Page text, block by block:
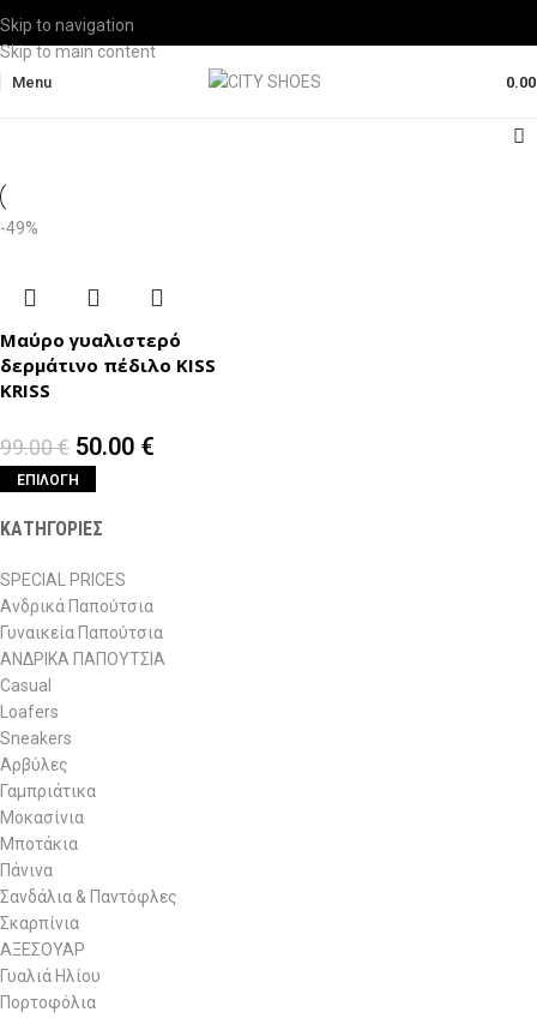
Skip to navigation
Skip to main content
Menu
ΚΑΤΗΓΟΡΙΕΣ
SPECIAL PRICES
Ανδρικά Παπούτσια
Γυναικεία Παπούτσια
ΑΝΔΡΙΚΑ ΠΑΠΟΥΤΣΙΑ
Casual
Loafers
Sneakers
Αρβύλες
Γαμπριάτικα
Μοκασίνια
Μποτάκια
Πάνινα
Σανδάλια & Παντόφλες
Σκαρπίνια
ΑΞΕΣΟΥΑΡ
Γυαλιά Ηλίου
Πορτοφόλια
-49%
Μαύρο γυαλιστερό
δερμάτινο πέδιλο KISS
KRISS
99.00€ 50.00 €
ΕΠΙΛΟΓΉ